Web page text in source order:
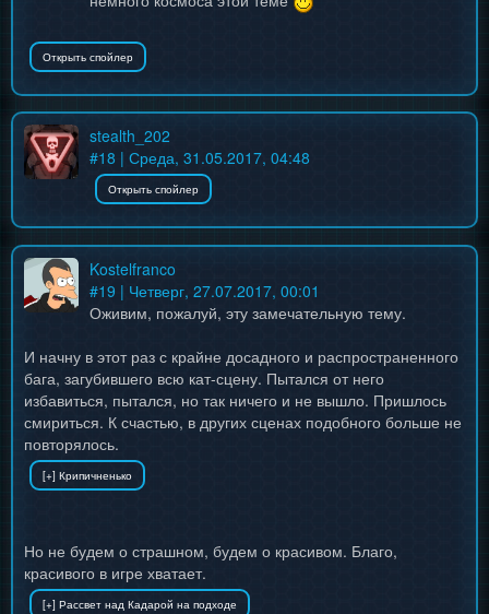
stealth_202
#18 | Среда, 31.05.2017, 04:48
Kostelfranco
#19 | Четверг, 27.07.2017, 00:01
Оживим, пожалуй, эту замечательную тему.
И начну в этот раз с крайне досадного и распространенного
бага, загубившего всю кат-сцену. Пытался от него
избавиться, пытался, но так ничего и не вышло. Пришлось
смириться. К счастью, в других сценах подобного больше не
повторялось.
Но не будем о страшном, будем о красивом. Благо,
красивого в игре хватает.